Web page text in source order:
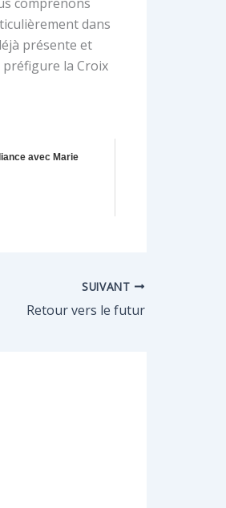
comprenons
dans
présente et
préfigure la Croix
avec Marie
SUIVANT
Retour vers le futur